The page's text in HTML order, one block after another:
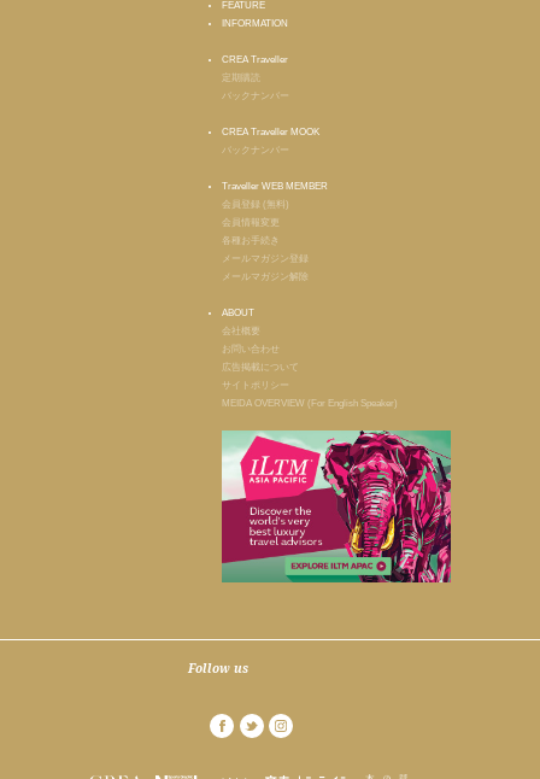
FEATURE
INFORMATION
CREA Traveller
定期購読
バックナンバー
CREA Traveller MOOK
バックナンバー
Traveller WEB MEMBER
会員登録 (無料)
会員情報変更
各種お手続き
メールマガジン登録
メールマガジン解除
ABOUT
会社概要
お問い合わせ
広告掲載について
サイトポリシー
MEIDA OVERVIEW (For English Speaker)
Follow us